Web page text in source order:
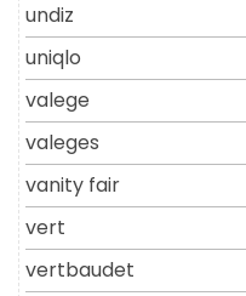
undiz
uniqlo
valege
valeges
vanity fair
vert
vertbaudet